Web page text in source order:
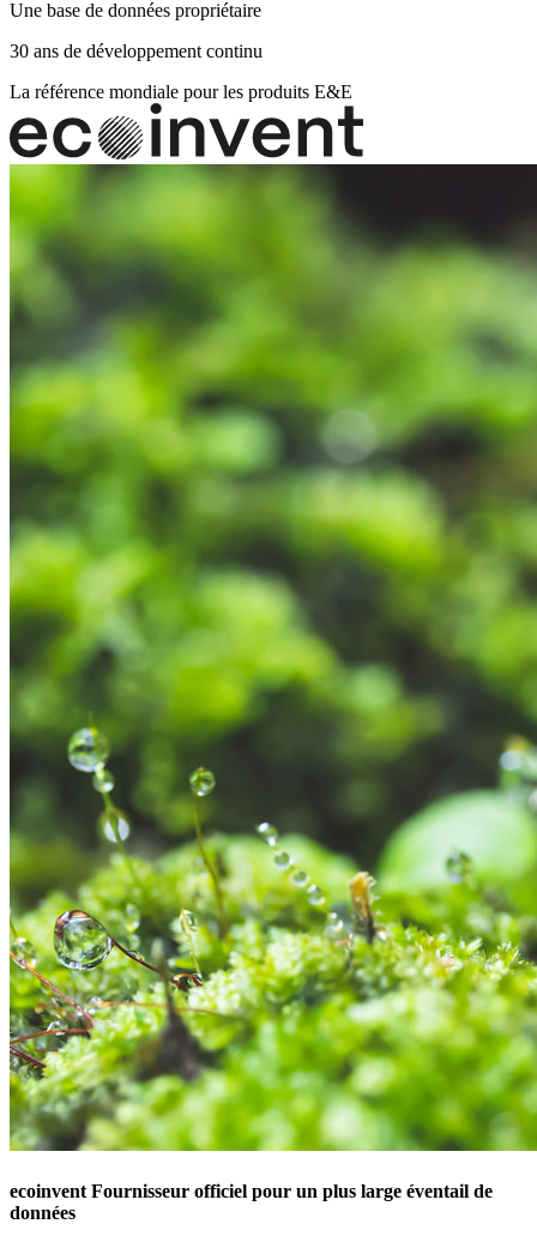
Une base de données propriétaire
30 ans de développement continu
La référence mondiale pour les produits E&E
ecoinvent Fournisseur officiel pour un plus large éventail de
données